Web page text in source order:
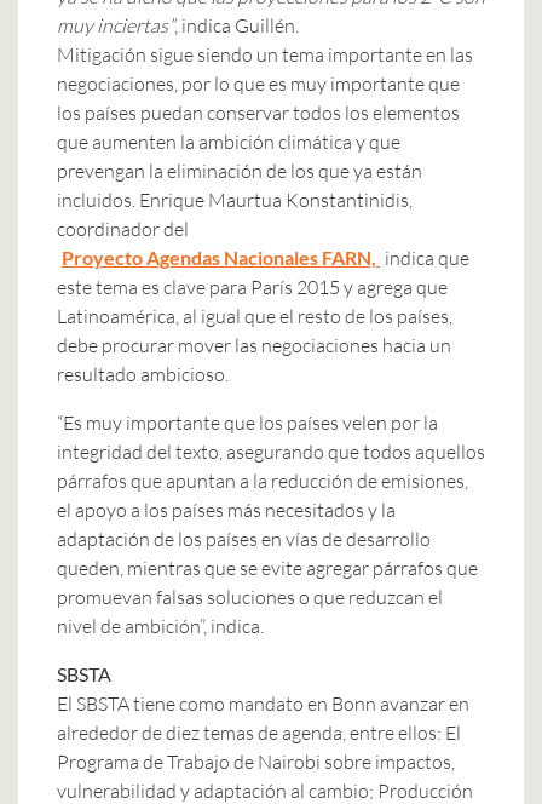
muy inciertas”, indica Guillén.
Mitigación sigue siendo un tema importante en las
negociaciones, por lo que es muy importante que
los países puedan conservar todos los elementos
que aumenten la ambición climática y que
prevengan la eliminación de los que ya están
incluidos. Enrique Maurtua Konstantinidis,
coordinador del
Proyecto Agendas Nacionales FARN, indica que
este tema es clave para París 2015 y agrega que
Latinoamérica, al igual que el resto de los países,
debe procurar mover las negociaciones hacia un
resultado ambicioso.
“Es muy importante que los países velen por la
integridad del texto, asegurando que todos aquellos
párrafos que apuntan a la reducción de emisiones,
el apoyo a los países más necesitados y la
adaptación de los países en vías de desarrollo
queden, mientras que se evite agregar párrafos que
promuevan falsas soluciones o que reduzcan el
nivel de ambición”, indica.
SBSTA
El SBSTA tiene como mandato en Bonn avanzar en
alrededor de diez temas de agenda, entre ellos: El
Programa de Trabajo de Nairobi sobre impactos,
vulnerabilidad y adaptación al cambio; Producción